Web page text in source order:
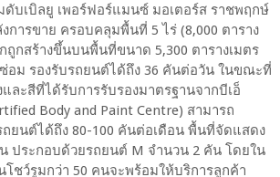
ลยู เพอร์ฟอร์แมนซ์ มอเตอร์ส ราชพฤกษ์
การขาย ครอบคลุมพื้นที่ 5 ไร่ (8,000 ตาราง
ถูกสร้างขึ้นบนพื้นที่ขนาด 5,300 ตารางเมตร
อม รองรับรถยนต์ได้ถึง 36 คันต่อวัน ในขณะที่
ละสีที่ได้รับการรับรองมาตรฐานจากบีเอ็
Body and Paint Centre) สามารถ
ถยนต์ได้ถึง 80-100 คันต่อเดือน พื้นที่จัดแสดง
ประกอบด้วยรถยนต์ M จำนวน 2 คัน โดยใน
ชว์รูมกว่า 50 คนจะพร้อมให้บริการลูกค้า